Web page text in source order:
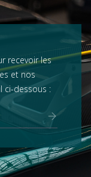
recevoir les
et nos
ci-dessous :